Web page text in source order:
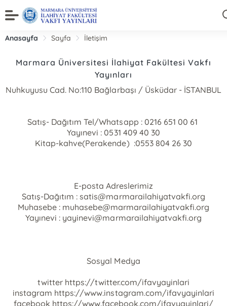
Anasayfa Sayfa İletişim
Marmara Üniversitesi İlahiyat Fakültesi Vakfı
Yayınları
Nuhkuyusu Cad. No:110 Bağlarbaşı / Üsküdar - İSTANBUL
Satış- Dağıtım Tel/Whatsapp : 0216 651 00 61
Yayınevi : 0531 409 40 30
Kitap-kahve(Perakende) :0553 804 26 30
E-posta Adreslerimiz
Satış-Dağıtım :satis@marmarailahiyatvakfi.org
Muhasebe : muhasebe@marmarailahiyatvakfi.org
Yayınevi : yayinevi@marmarailahiyatvakfi.org
Sosyal Medya
twitter https://twitter.com/ifavyayinlari
instagram https://www.instagram.com/ifavyayinlari
facebook https://www.facebook.com/ifavyayinlari/